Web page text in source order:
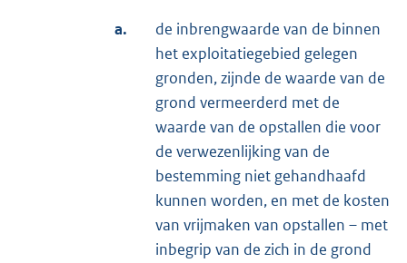
a.
de inbrengwaarde van de binnen
het exploitatiegebied gelegen
gronden, zijnde de waarde van de
grond vermeerderd met de
waarde van de opstallen die voor
de verwezenlijking van de
bestemming niet gehandhaafd
kunnen worden, en met de kosten
van vrijmaken van opstallen – met
inbegrip van de zich in de grond